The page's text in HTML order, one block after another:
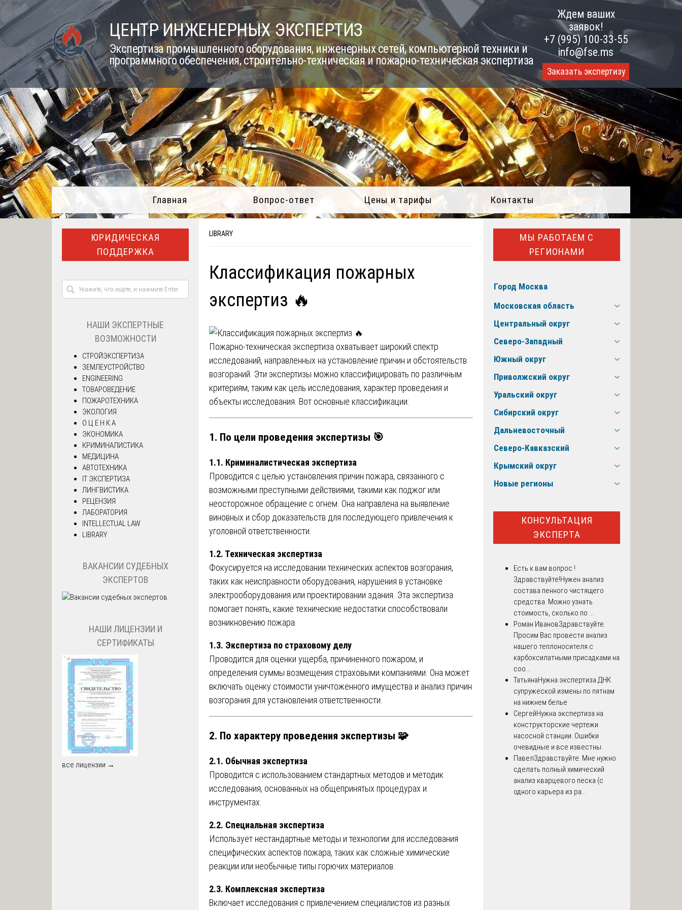
Skip
to
content
ЦЕНТР ИНЖЕНЕРНЫХ ЭКСПЕРТИЗ
Экспертиза промышленного оборудования, инженерных сетей, компьютерной техники и
программного обеспечения, строительно-техническая и пожарно-техническая экспертиза
Ждем ваших
заявок!
+7 (995) 100-33-55
info@fse.ms
Заказать экспертизу
Главная Вопрос-ответ Цены и тарифы Контакты
LIBRARY
Классификация пожарных
экспертиз 🔥
Пожарно-техническая экспертиза охватывает широкий спектр
исследований, направленных на установление причин и обстоятельств
возгораний. Эти экспертизы можно классифицировать по различным
критериям, таким как цель исследования, характер проведения и
объекты исследования. Вот основные классификации:
1. По цели проведения экспертизы 🎯
1.1. Криминалистическая экспертиза
Проводится с целью установления причин пожара, связанного с
возможными преступными действиями, такими как поджог или
неосторожное обращение с огнем. Она направлена на выявление
виновных и сбор доказательств для последующего привлечения к
уголовной ответственности.
1.2. Техническая экспертиза
Фокусируется на исследовании технических аспектов возгорания,
таких как неисправности оборудования, нарушения в установке
электрооборудования или проектировании здания. Эта экспертиза
помогает понять, какие технические недостатки способствовали
возникновению пожара.
1.3. Экспертиза по страховому делу
Проводится для оценки ущерба, причиненного пожаром, и
определения суммы возмещения страховыми компаниями. Она может
включать оценку стоимости уничтоженного имущества и анализ причин
возгорания для установления ответственности.
2. По характеру проведения экспертизы 🧩
2.1. Обычная экспертиза
Проводится с использованием стандартных методов и методик
исследования, основанных на общепринятых процедурах и
инструментах.
2.2. Специальная экспертиза
Использует нестандартные методы и технологии для исследования
специфических аспектов пожара, таких как сложные химические
реакции или необычные типы горючих материалов.
2.3. Комплексная экспертиза
Включает исследования с привлечением специалистов из разных
ЮРИДИЧЕСКАЯ
ПОДДЕРЖКА
НАШИ ЭКСПЕРТНЫЕ
ВОЗМОЖНОСТИ
СТРОЙЭКСПЕРТИЗА
ЗЕМЛЕУСТРОЙСТВО
ENGINEERING
ТОВАРОВЕДЕНИЕ
ПОЖАРОТЕХНИКА
ЭКОЛОГИЯ
О Ц Е Н К А
ЭКОНОМИКА
КРИМИНАЛИСТИКА
МЕДИЦИНА
АВТОТЕХНИКА
IT ЭКСПЕРТИЗА
ЛИНГВИСТИКА
РЕЦЕНЗИЯ
ЛАБОРАТОРИЯ
INTELLECTUAL LAW
LIBRARY
ВАКАНСИИ СУДЕБНЫХ
ЭКСПЕРТОВ
НАШИ ЛИЦЕНЗИИ И
СЕРТИФИКАТЫ
все лицензии →
МЫ РАБОТАЕМ С
РЕГИОНАМИ
Город Москва
Московская область
Центральный округ
Северо-Западный
Южный округ
Приволжский округ
Уральский округ
Сибирский округ
Дальневосточный
Северо-Кавказский
Крымский округ
Новые регионы
КОНСУЛЬТАЦИЯ
ЭКСПЕРТА
Есть к вам вопрос !
Здравствуйте!Нужен анализ
состава пенного чистящего
средства. Можно узнать
стоимость, сколько по ...
Роман ИвановЗдравствуйте.
Просим Вас провести анализ
нашего теплоносителя с
карбоксилатными присадками на
соо...
ТатьянаНужна экспертиза ДНК
супружеской измены по пятнам
на нижнем белье
СергейНужна экспертиза на
конструкторские чертежи
насосной станции. Ошибки
очевидные и все известны.
ПавелЗдравствуйте. Мне нужно
сделать полный химический
анализ кварцевого песка (с
одного карьера из ра...